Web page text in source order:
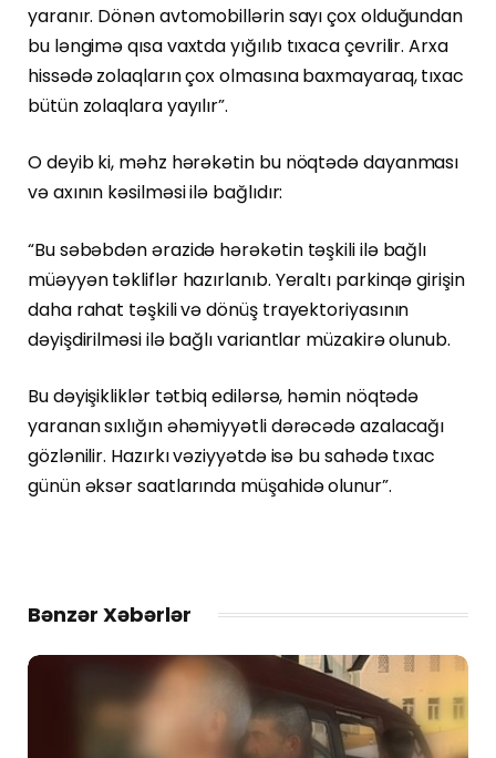
yaranır. Dönən avtomobillərin sayı çox olduğundan
bu ləngimə qısa vaxtda yığılıb tıxaca çevrilir. Arxa
hissədə zolaqların çox olmasına baxmayaraq, tıxac
bütün zolaqlara yayılır”.
O deyib ki, məhz hərəkətin bu nöqtədə dayanması
və axının kəsilməsi ilə bağlıdır:
“Bu səbəbdən ərazidə hərəkətin təşkili ilə bağlı
müəyyən təkliflər hazırlanıb. Yeraltı parkinqə girişin
daha rahat təşkili və dönüş trayektoriyasının
dəyişdirilməsi ilə bağlı variantlar müzakirə olunub.
Bu dəyişikliklər tətbiq edilərsə, həmin nöqtədə
yaranan sıxlığın əhəmiyyətli dərəcədə azalacağı
gözlənilir. Hazırkı vəziyyətdə isə bu sahədə tıxac
günün əksər saatlarında müşahidə olunur”.
Bənzər Xəbərlər